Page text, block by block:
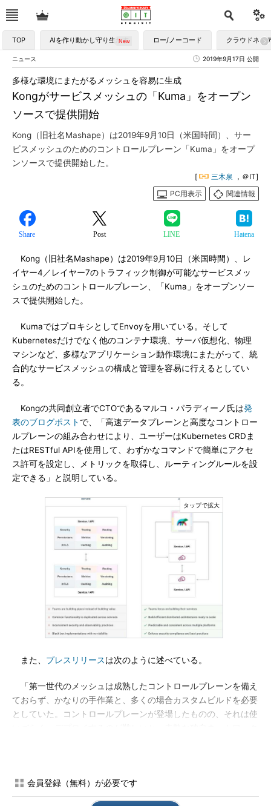
TOP AIを作り動かし守り生かす ロー/ノーコード クラウドネイ
ニュース 2019年9月17日 公開
Kongがサービスメッシュの「Kuma」をオープン
ソースで提供開始
多様な環境にまたがるメッシュを容易に生成
Kong（旧社名Mashape）は2019年9月10日（米国時間）、サー
ビスメッシュのためのコントロールプレーン「Kuma」をオープ
ンソースで提供開始した。
[ 三木泉 ，＠IT]
PC用表示
関連情報
Share Post LINE Hatena
Kong（旧社名Mashape）は2019年9月10日（米国時間）、レ
イヤー4／レイヤー7のトラフィック制御が可能なサービスメッ
シュのためのコントロールプレーン、「Kuma」をオープンソー
スで提供開始した。
KumaではプロキシとしてEnvoyを用いている。そして
Kubernetesだけでなく他のコンテナ環境、サーバ仮想化、物理
マシンなど、多様なアプリケーション動作環境にまたがって、統
合的なサービスメッシュの構成と管理を容易に行えるとしてい
る。
Kongの共同創立者でCTOであるマルコ・パラディーノ氏は発
表のブログポスト で、「高速データプレーンと高度なコントロー
ルプレーンの組み合わせにより、ユーザーはKubernetes CRDま
たはRESTful APIを使用して、わずかなコマンドで簡単にアクセ
ス許可を設定し、メトリックを取得し、ルーティングルールを設
定できる」と説明している。
また、 プレスリリースは次のように述べている。
「第一世代のメッシュは成熟したコントロールプレーンを備え
ておらず、かなりの手作業と、多くの場合カスタムビルドを必要
としていた。コントロールプレーンが登場したものの、それは使
る」会員登録（無料）が必要です